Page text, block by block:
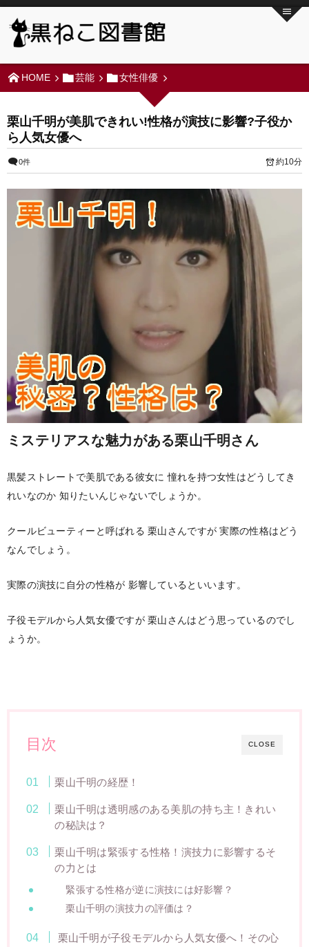
HOME 芸能 女性俳優
栗山千明が美肌できれい!性格が演技に影響?子役か
ら人気女優へ
0件 約10分
ミステリアスな魅力がある栗山千明さん
黒髪ストレートで美肌である彼女に 憧れを持つ女性はどうしてき
れいなのか 知りたいんじゃないでしょうか。
クールビューティーと呼ばれる 栗山さんですが 実際の性格はどう
なんでしょう。
実際の演技に自分の性格が 影響しているといいます。
子役モデルから人気女優ですが栗山さんはどう思っているのでし
ょうか。
CLOSE
目次
栗山千明の経歴！
栗山千明は透明感のある美肌の持ち主！きれい
の秘訣は？
栗山千明は緊張する性格！演技力に影響するそ
の力とは
緊張する性格が逆に演技には好影響？
栗山千明の演技力の評価は？
栗山千明が子役モデルから人気女優へ！その心